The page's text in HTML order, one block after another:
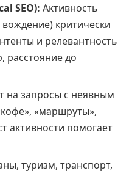
SEO): Активность
критически
и релевантность
расстояние до
на запросы с неявным
«маршруты»,
активности помогает
туризм, транспорт,